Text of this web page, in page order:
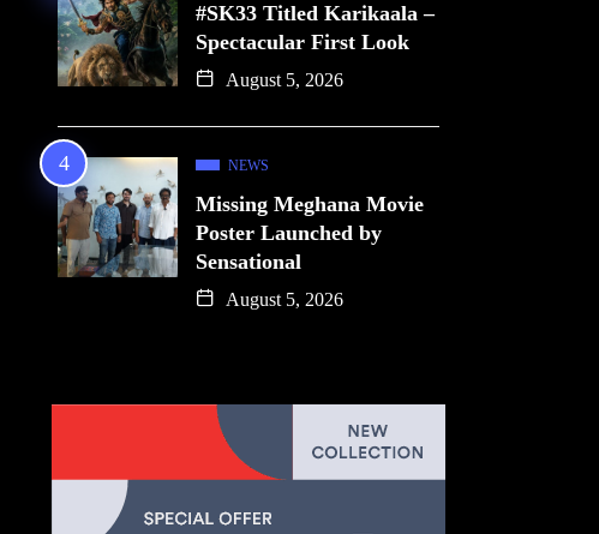
#SK33 Titled Karikaala –
Spectacular First Look
August 5, 2026
NEWS
Missing Meghana Movie
Poster Launched by
Sensational
August 5, 2026